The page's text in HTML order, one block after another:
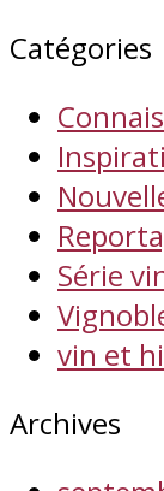
Catégories
Série
vin et
Archives